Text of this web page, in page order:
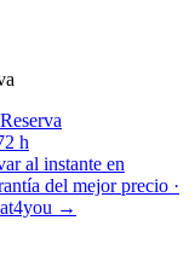
Reserva
h
al instante en
del mejor precio ·
→